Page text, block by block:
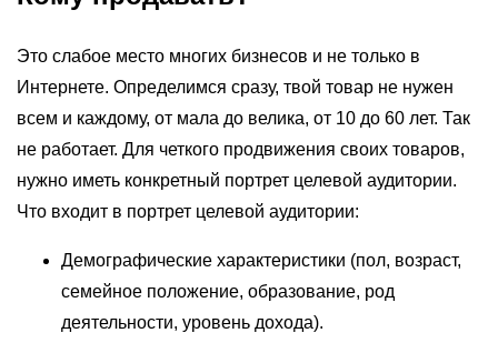
Это слабое место многих бизнесов и не только в
Интернете. Определимся сразу, твой товар не нужен
всем и каждому, от мала до велика, от 10 до 60 лет. Так
не работает. Для четкого продвижения своих товаров,
нужно иметь конкретный портрет целевой аудитории.
Что входит в портрет целевой аудитории:
Демографические характеристики (пол, возраст,
семейное положение, образование, род
деятельности, уровень дохода).